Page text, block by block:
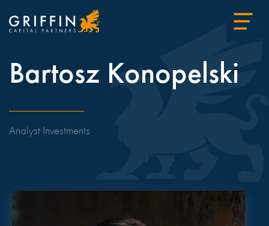
Bartosz Konopelski
Analyst Investments